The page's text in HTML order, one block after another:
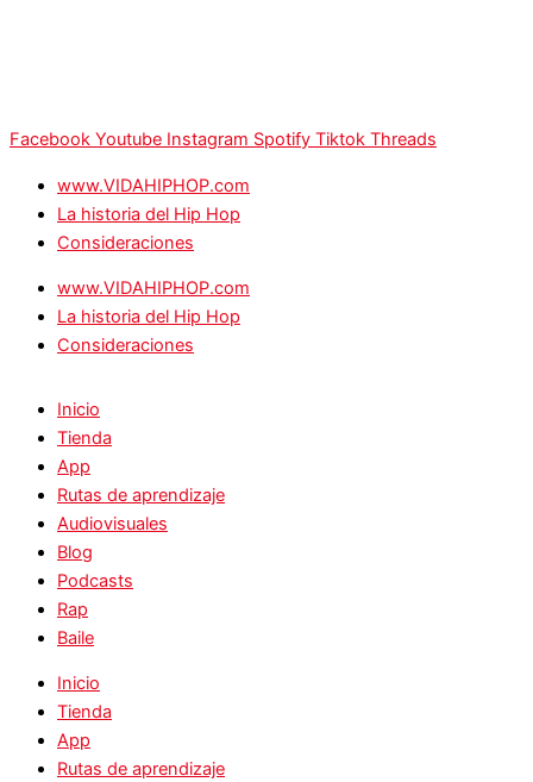
Facebook Youtube Instagram Spotify Tiktok Threads
www.VIDAHIPHOP.com
La historia del Hip Hop
Consideraciones
www.VIDAHIPHOP.com
La historia del Hip Hop
Consideraciones
Inicio
Tienda
App
Rutas de aprendizaje
Audiovisuales
Blog
Podcasts
Rap
Baile
Inicio
Tienda
App
Rutas de aprendizaje